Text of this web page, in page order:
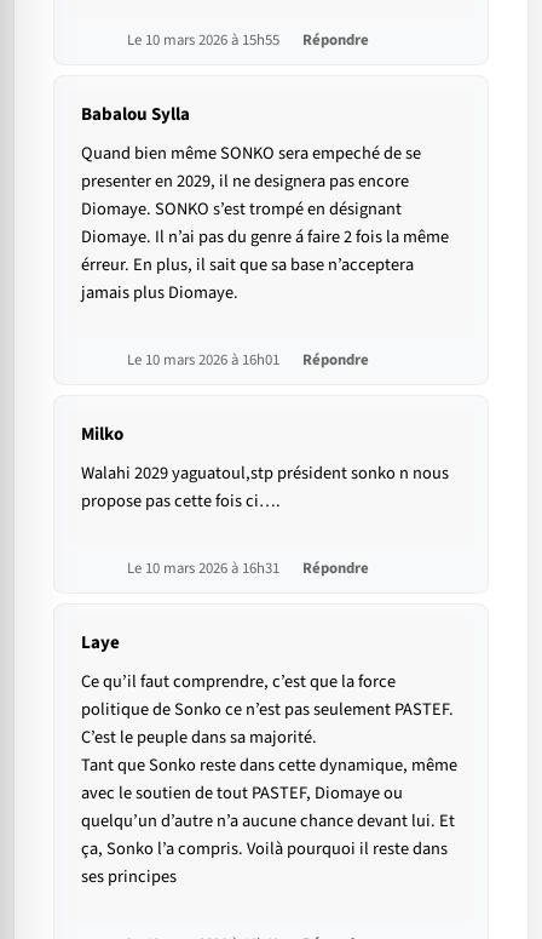
Le 10 mars 2026 à 15h55 Répondre
Babalou Sylla
Quand bien même SONKO sera empeché de se
presenter en 2029, il ne designera pas encore
Diomaye. SONKO s’est trompé en désignant
Diomaye. Il n’ai pas du genre á faire 2 fois la même
érreur. En plus, il sait que sa base n’acceptera
jamais plus Diomaye.
Le 10 mars 2026 à 16h01 Répondre
Milko
Walahi 2029 yaguatoul,stp président sonko n nous
propose pas cette fois ci….
Le 10 mars 2026 à 16h31 Répondre
Laye
Ce qu’il faut comprendre, c’est que la force
politique de Sonko ce n’est pas seulement PASTEF.
C’est le peuple dans sa majorité.
Tant que Sonko reste dans cette dynamique, même
avec le soutien de tout PASTEF, Diomaye ou
quelqu’un d’autre n’a aucune chance devant lui. Et
ça, Sonko l’a compris. Voilà pourquoi il reste dans
ses principes